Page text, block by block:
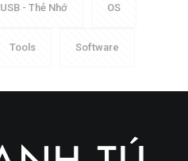
USB - Thẻ Nhớ OS
Tools Software